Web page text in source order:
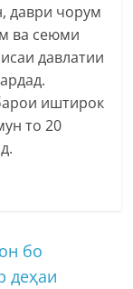
даври чорум
ва сеюми
давлатии
иштирок
то 20
бо
деҳаи